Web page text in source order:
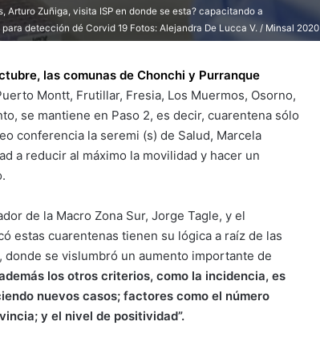
Zuñiga, visita ISP en donde se esta? capacitando a
detección dé Corvid 19 Fotos: Alejandra De Lucca V. / Minsal 2020
las comunas de Chonchi y Purranque
Montt, Frutillar, Fresia, Los Muermos, Osorno,
se mantiene en Paso 2, es decir, cuarentena sólo
conferencia la seremi (s) de Salud, Marcela
a reducir al máximo la movilidad y hacer un
de la Macro Zona Sur, Jorge Tagle, y el
estas cuarentenas tienen su lógica a raíz de las
se vislumbró un aumento importante de
los otros criterios, como la incidencia, es
nuevos casos; factores como el número
y el nivel de positividad”.